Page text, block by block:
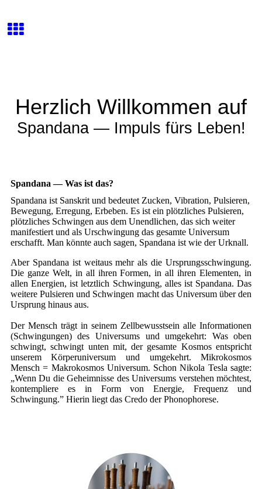
Herzlich Willkommen auf
Spandana — Impuls fürs Leben!
Spandana — Was ist das?
Spandana ist Sanskrit und bedeutet Zucken, Vibration, Pulsieren,
Bewegung, Erregung, Erbeben. Es ist ein plötzliches Pulsieren,
plötzliches Schwingen aus dem Unendlichen, das sich weiter
manifestiert und als Urschwingung das gesamte Universum
erschafft. Man könnte auch sagen, Spandana ist wie der Urknall.
Aber Spandana ist weitaus mehr als die Ursprungsschwingung.
Die ganze Welt, in all ihren Formen, in all ihren Elementen, in
allen Energien, ist letztlich Schwingung, alles ist Spandana. Das
weitere Pulsieren und Schwingen macht das Universum über den
Ursprung hinaus aus.
Der Mensch trägt in seinem Zellbewusstsein alle Informationen
(Schwingungen) des Universums und umgekehrt: Was oben
schwingt, schwingt unten mit, der gesamte Kosmos entspricht
unserem Körperuniversum und umgekehrt. Mikrokosmos
Mensch = Makrokosmos Universum. Schon Nikola Tesla sagte:
„Wenn Du die Geheimnisse des Universums verstehen möchtest,
kontempliere es in Form von Energie, Frequenz und
Schwingung.” Hierin liegt das Credo der Phonophorese.